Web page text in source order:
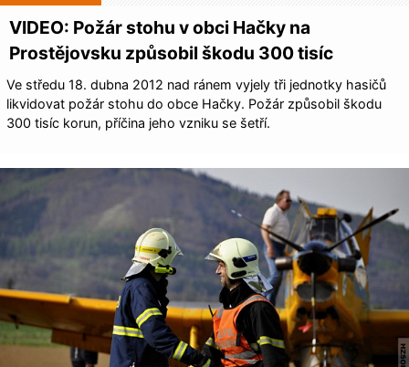
VIDEO: Požár stohu v obci Hačky na
Prostějovsku způsobil škodu 300 tisíc
Ve středu 18. dubna 2012 nad ránem vyjely tři jednotky hasičů
likvidovat požár stohu do obce Hačky. Požár způsobil škodu
300 tisíc korun, příčina jeho vzniku se šetří.